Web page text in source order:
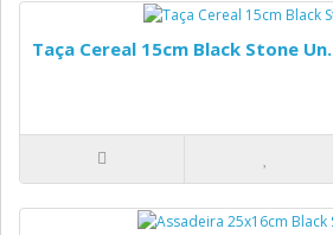
Taça Cereal 15cm Black Stone Un.